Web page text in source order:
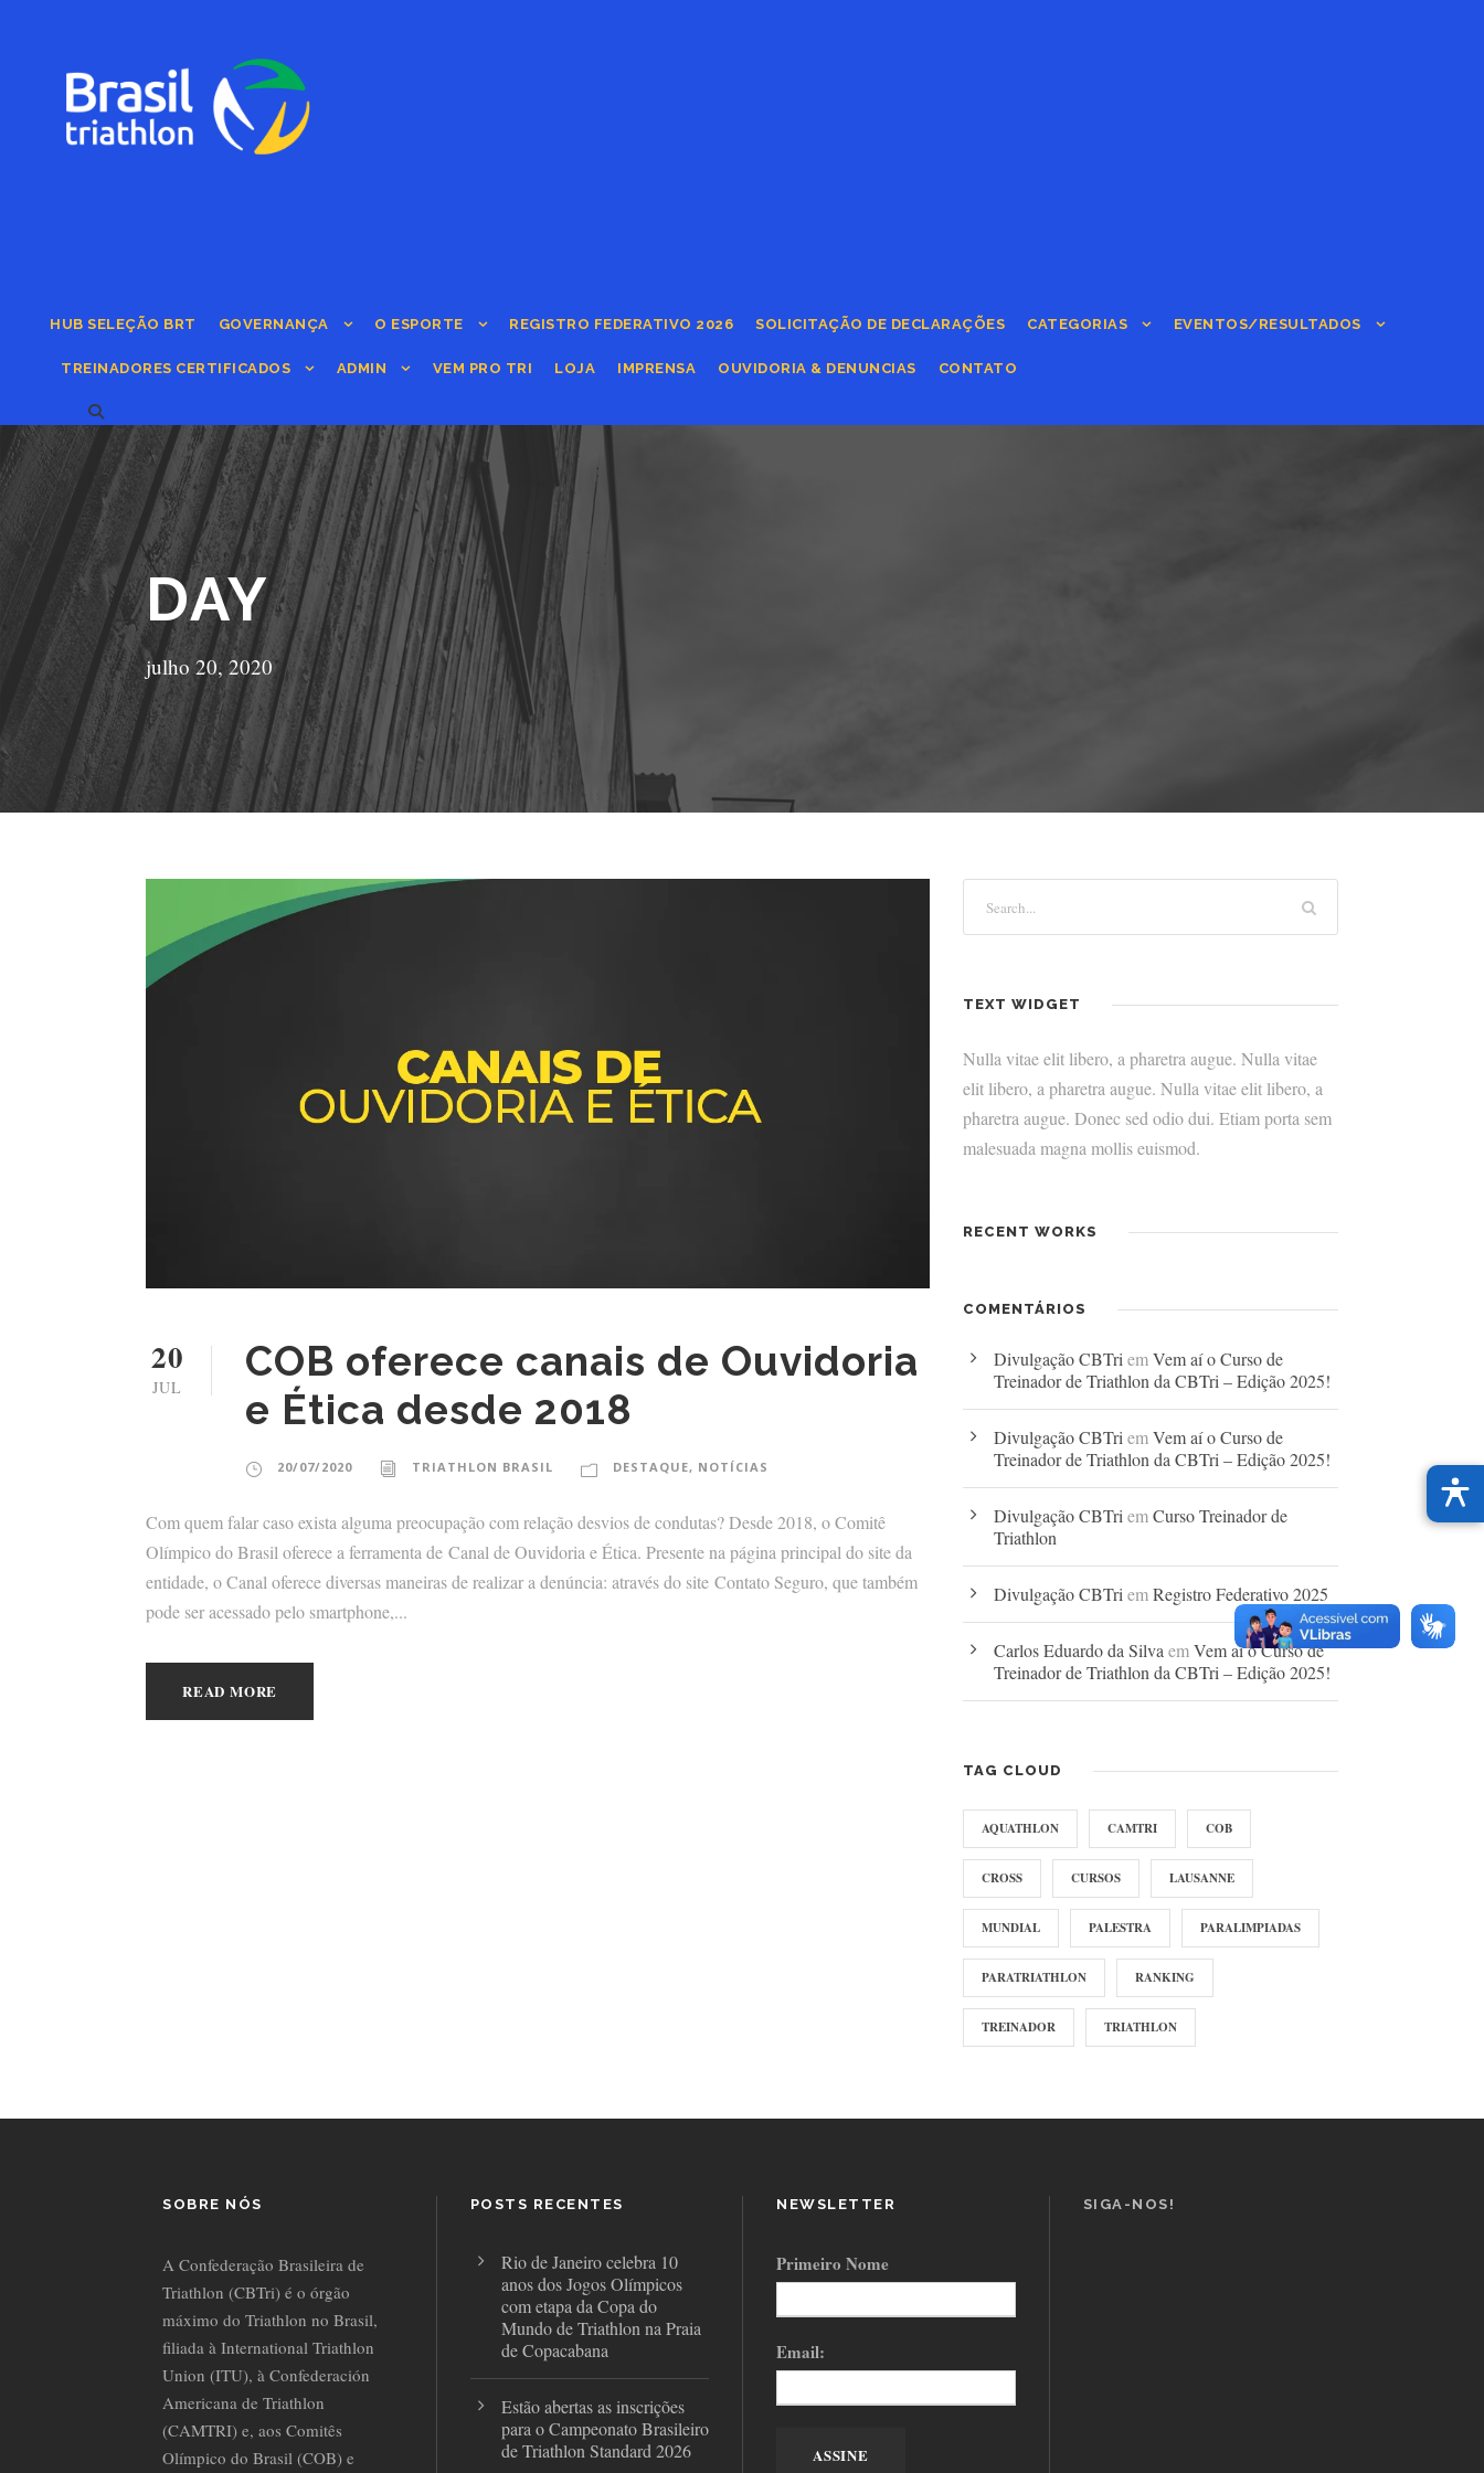
HUB SELEÇÃO BRT GOVERNANÇA O ESPORTE REGISTRO FEDERATIVO 2026 SOLICITAÇÃO DE DECLARAÇÕES CATEGORIAS EVENTOS/RESULTADOS
TREINADORES CERTIFICADOS ADMIN VEM PRO TRI LOJA IMPRENSA OUVIDORIA & DENUNCIAS CONTATO
DAY
julho 20, 2020
20
JUL
COB oferece canais de Ouvidoria
e Ética desde 2018
20/07/2020 TRIATHLON BRASIL DESTAQUE, NOTÍCIAS
Com quem falar caso exista alguma preocupação com relação desvios de condutas? Desde 2018, o Comitê
Olímpico do Brasil oferece a ferramenta de Canal de Ouvidoria e Ética. Presente na página principal do site da
entidade, o Canal oferece diversas maneiras de realizar a denúncia: através do site Contato Seguro, que também
pode ser acessado pelo smartphone,...
READ MORE
TEXT WIDGET
Nulla vitae elit libero, a pharetra augue. Nulla vitae
elit libero, a pharetra augue. Nulla vitae elit libero, a
pharetra augue. Donec sed odio dui. Etiam porta sem
malesuada magna mollis euismod.
RECENT WORKS
COMENTÁRIOS
Divulgação CBTriemVem aí o Curso de
Treinador de Triathlon da CBTri – Edição 2025!
Divulgação CBTriemVem aí o Curso de
Treinador de Triathlon da CBTri – Edição 2025!
Divulgação CBTriemCurso Treinador de
Triathlon
Divulgação CBTriemRegistro Federativo 2025
Carlos Eduardo da SilvaemVem aí o Curso de
Treinador de Triathlon da CBTri – Edição 2025!
TAG CLOUD
AQUATHLON CAMTRI COB
CROSS CURSOS LAUSANNE
MUNDIAL PALESTRA PARALIMPIADAS
PARATRIATHLON RANKING
TREINADOR TRIATHLON
SOBRE NÓS
A Confederação Brasileira de
Triathlon (CBTri) é o órgão
máximo do Triathlon no Brasil,
filiada à International Triathlon
Union (ITU), à Confederación
Americana de Triathlon
(CAMTRI) e, aos Comitês
Olímpico do Brasil (COB) e
POSTS RECENTES
Rio de Janeiro celebra 10
anos dos Jogos Olímpicos
com etapa da Copa do
Mundo de Triathlon na Praia
de Copacabana
Estão abertas as inscrições
para o Campeonato Brasileiro
de Triathlon Standard 2026
NEWSLETTER
Primeiro Nome
Email:
SIGA-NOS!